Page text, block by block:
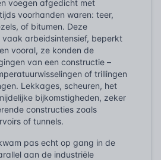
voegen afgedicht met
voorhanden waren: teer,
of bitumen. Deze
vaak arbeidsintensief, beperkt
vooral, ze konden de
van een constructie –
of trillingen
Lekkages, scheuren, het
bijkomstigheden, zeker
constructies zoals
of tunnels.
pas echt op gang in de
aan de industriële